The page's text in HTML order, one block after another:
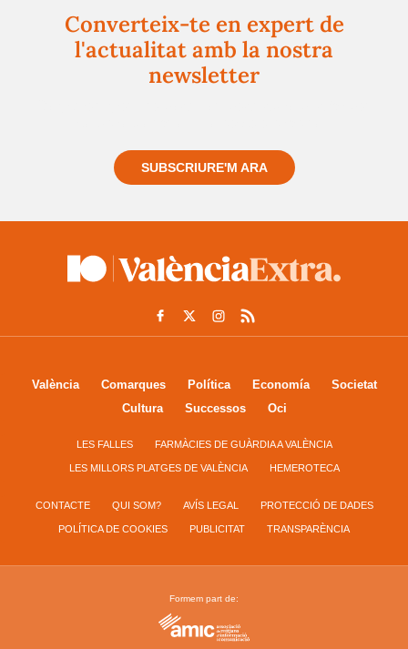
Converteix-te en expert de
l'actualitat amb la nostra
newsletter
SUBSCRIURE'M ARA
València Comarques Política Economía
Societat
Cultura
Successos Oci
LES FALLES FARMÀCIES DE GUÀRDIA A VALÈNCIA
LES MILLORS PLATGES DE VALÈNCIA HEMEROTECA
CONTACTE QUI SOM? AVÍS LEGAL PROTECCIÓ DE DADES
POLÍTICA DE COOKIES PUBLICITAT TRANSPARÈNCIA
Formem part de: